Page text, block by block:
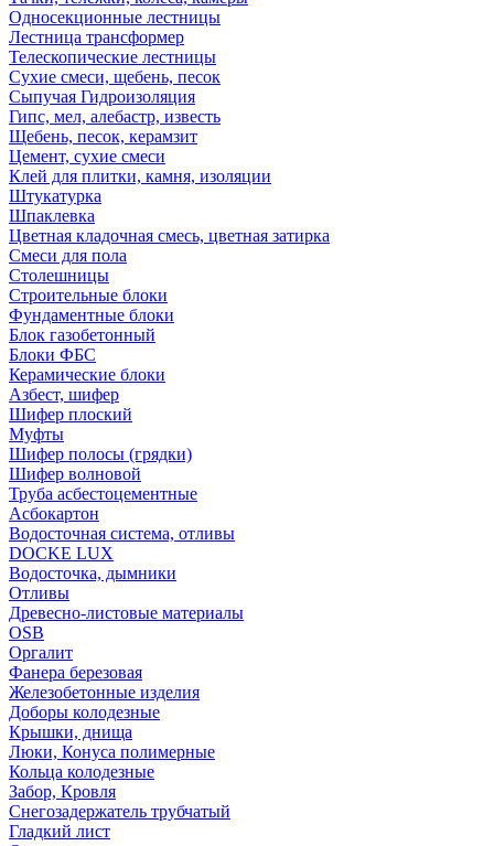
Односекционные лестницы
Лестница трансформер
Телескопические лестницы
Сухие смеси, щебень, песок
Сыпучая Гидроизоляция
Гипс, мел, алебастр, известь
Щебень, песок, керамзит
Цемент, сухие смеси
Клей для плитки, камня, изоляции
Штукатурка
Шпаклевка
Цветная кладочная смесь, цветная затирка
Смеси для пола
Столешницы
Строительные блоки
Фундаментные блоки
Блок газобетонный
Блоки ФБС
Керамические блоки
Азбест, шифер
Шифер плоский
Муфты
Шифер полосы (грядки)
Шифер волновой
Труба асбестоцементные
Асбокартон
Водосточная система, отливы
DOCKE LUX
Водосточка, дымники
Отливы
Древесно-листовые материалы
OSB
Оргалит
Фанера березовая
Железобетонные изделия
Доборы колодезные
Крышки, днища
Люки, Конуса полимерные
Кольца колодезные
Забор, Кровля
Снегозадержатель трубчатый
Гладкий лист